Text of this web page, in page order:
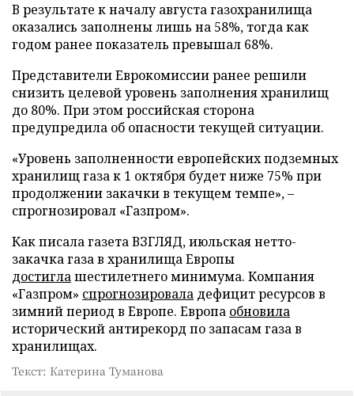
В результате к началу августа газохранилища
оказались заполнены лишь на 58%, тогда как
годом ранее показатель превышал 68%.
Представители Еврокомиссии ранее решили
снизить целевой уровень заполнения хранилищ
до 80%. При этом российская сторона
предупредила об опасности текущей ситуации.
«Уровень заполненности европейских подземных
хранилищ газа к 1 октября будет ниже 75% при
продолжении закачки в текущем темпе», –
спрогнозировал «Газпром».
Как писала газета ВЗГЛЯД, июльская нетто-
закачка газа в хранилища Европы
достиглашестилетнего минимума. Компания
«Газпром» спрогнозировала дефицит ресурсов в
зимний период в Европе. Европа обновила
исторический антирекорд по запасам газа в
хранилищах.
Текст: Катерина Туманова